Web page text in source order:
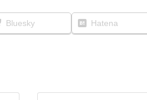
Bluesky Hatena